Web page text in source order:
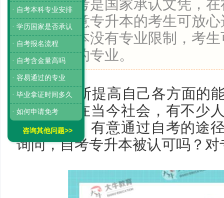
导读：自考是国家承认文凭，
可度，有意专升本的考生可放
自考专升本没有专业限制，考
不同方向的专业。
只有不断提高自己各方面的
的变化。在当今社会，有不少
到不满意，有意通过自考的途
询问，自考专升本被认可吗？
· 自考本科专业安排
· 学历国家是否承认
· 自考报名流程
· 自考含金量高吗
· 容易通过的专业
· 毕业拿证时间多久
· 如何申请免考
咨询其他问题>>